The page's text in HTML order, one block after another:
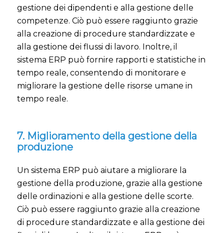
gestione dei dipendenti e alla gestione delle
competenze. Ciò può essere raggiunto grazie
alla creazione di procedure standardizzate e
alla gestione dei flussi di lavoro. Inoltre, il
sistema ERP può fornire rapporti e statistiche in
tempo reale, consentendo di monitorare e
migliorare la gestione delle risorse umane in
tempo reale.
7. Miglioramento della gestione della
produzione
Un sistema ERP può aiutare a migliorare la
gestione della produzione, grazie alla gestione
delle ordinazioni e alla gestione delle scorte.
Ciò può essere raggiunto grazie alla creazione
di procedure standardizzate e alla gestione dei